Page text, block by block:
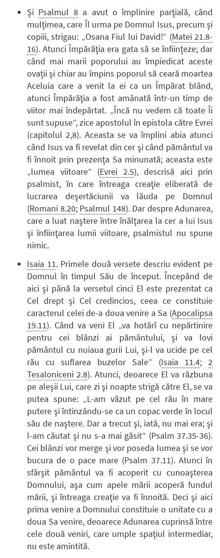
Şi Psalmul 8a avut o împlinire parţială, când
mulţimea, care Îl urma pe Domnul Isus, precum şi
copiii, strigau: „Osana Fiul lui David!” (Matei 21.8-
16). Atunci Împărăţia era gata să se înfiinţeze; dar
când mai marii poporului au împiedicat aceste
ovaţii şi chiar au împins poporul să ceară moartea
Aceluia care a venit la ei ca un Împărat blând,
atunci Împărăţia a fost amânată într-un timp de
viitor mai îndepărtat. „Încă nu vedem că toate Îi
sunt supuse”, zice apostolul în epistola către Evrei
(capitolul 2,8). Aceasta se va împlini abia atunci
când Isus va fi revelat din cer şi când pământul va
fi înnoit prin prezenţa Sa minunată; aceasta este
„lumea viitoare” (Evrei 2.5), descrisă aici prin
psalmist, în care întreaga creaţie eliberată de
lucrarea deşertăciunii va lăuda pe Domnul
(Romani 8.20; Psalmul 148). Dar despre Adunarea,
care a luat naştere între înălţarea la cer a lui Isus
şi înfiinţarea lumii viitoare, psalmistul nu spune
nimic.
Isaia 11. Primele două versete descriu evident pe
Domnul în timpul Său de început. Începând de
aici şi până la versetul cinci El este prezentat ca
Cel drept şi Cel credincios, ceea ce constituie
caracterul celei de-a doua venire a Sa (Apocalipsa
19.11). Când va veni El „va hotărî cu nepărtinire
pentru cei blânzi ai pământului, şi va lovi
pământul cu nuiaua gurii Lui, şi-l va ucide pe cel
rău cu suflarea buzelor Sale” (Isaia 11.4; 2
Tesaloniceni 2.8). Atunci, deoarece El va răzbuna
pe aleşii Lui, care zi şi noapte strigă către El, se va
putea spune: „L-am văzut pe cel rău în mare
putere şi întinzându-se ca un copac verde în locul
său de naştere. Dar a trecut şi, iată, nu mai era; şi
l-am căutat şi nu s-a mai găsit” (Psalm 37.35-36).
Cei blânzi vor merge şi vor poseda lumea şi se vor
bucura de o pace mare (Psalm 37.11). Atunci în
sfârşit pământul va fi acoperit cu cunoaşterea
Domnului, aşa cum apele mării acoperă fundul
mării, şi întreaga creaţie va fi înnoită. Deci şi aici
prima venire a Domnului constituie o unitate cu a
doua Sa venire, deoarece Adunarea cuprinsă între
cele două veniri, care umple spaţiul intermediar,
nu este amintită.